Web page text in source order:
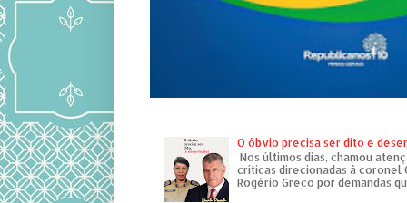
O óbvio precisa ser dito e
Nos últimos dias, chamou
críticas direcionadas à coronel
Rogério Greco por demandas